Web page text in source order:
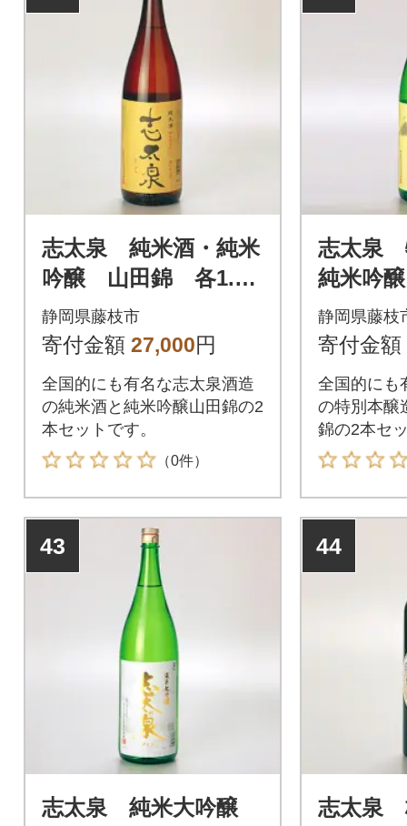
志太泉 純米酒・純米
吟醸 山田錦 各1.8L
2本セット
静岡県藤枝市
寄付金額 27,000円
全国的にも有名な志太泉酒造
の純米酒と純米吟醸山田錦の2
本セットです。
（0件）
志太泉
純米
各1.8L
静岡県藤枝
寄付金額
全国的にも
の特別本醸
錦の2本セ
43
志太泉 純米大吟醸
44
志太泉